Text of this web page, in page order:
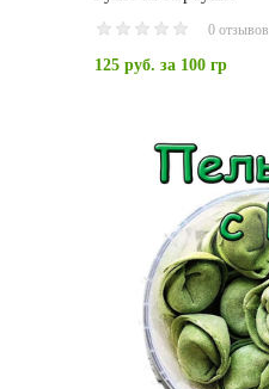
0 отзывов
125 руб. за 100 гр